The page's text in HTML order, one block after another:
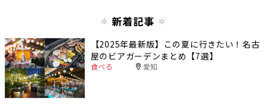
新着記事
【2025年最新版】この夏に行きたい！名古
屋のビアガーデンまとめ【7選】
食べる 愛知